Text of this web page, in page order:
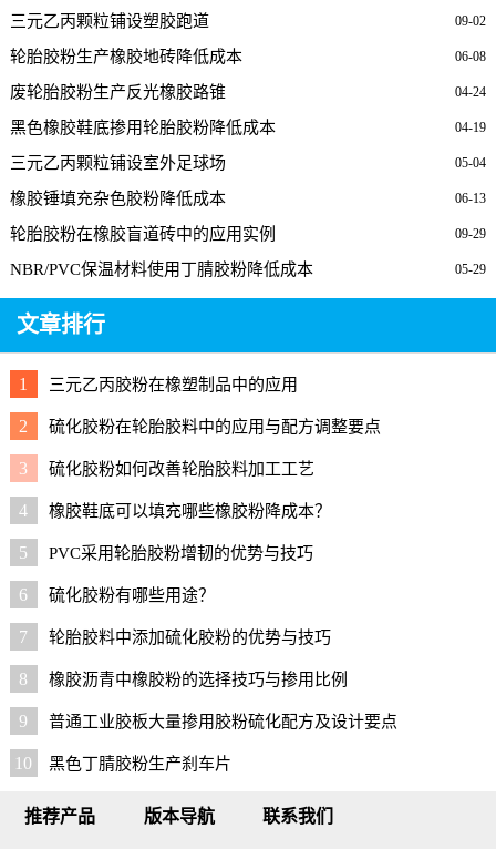
09-02
三元乙丙颗粒铺设塑胶跑道
06-08
轮胎胶粉生产橡胶地砖降低成本
04-24
废轮胎胶粉生产反光橡胶路锥
04-19
黑色橡胶鞋底掺用轮胎胶粉降低成本
05-04
三元乙丙颗粒铺设室外足球场
06-13
橡胶锤填充杂色胶粉降低成本
09-29
轮胎胶粉在橡胶盲道砖中的应用实例
05-29
NBR/PVC保温材料使用丁腈胶粉降低成本
文章排行
1 三元乙丙胶粉在橡塑制品中的应用
2 硫化胶粉在轮胎胶料中的应用与配方调整要点
3 硫化胶粉如何改善轮胎胶料加工工艺
4 橡胶鞋底可以填充哪些橡胶粉降成本？
5 PVC采用轮胎胶粉增韧的优势与技巧
6 硫化胶粉有哪些用途？
7 轮胎胶料中添加硫化胶粉的优势与技巧
8 橡胶沥青中橡胶粉的选择技巧与掺用比例
9 普通工业胶板大量掺用胶粉硫化配方及设计要点
10 黑色丁腈胶粉生产刹车片
推荐产品 版本导航 联系我们